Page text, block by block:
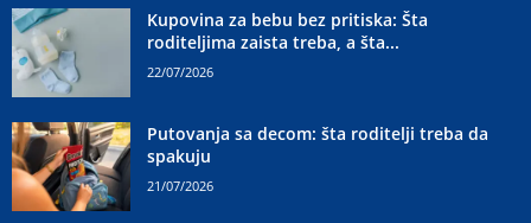
Kupovina za bebu bez pritiska: Šta
roditeljima zaista treba, a šta...
22/07/2026
Putovanja sa decom: šta roditelji treba da
spakuju
21/07/2026